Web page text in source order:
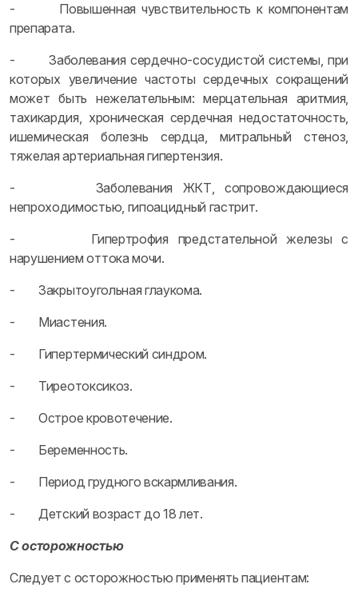
- Повышенная чувствительность к компонентам
препарата.
- Заболевания сердечно-сосудистой системы, при
которых увеличение частоты сердечных сокращений
может быть нежелательным: мерцательная аритмия,
тахикардия, хроническая сердечная недостаточность,
ишемическая болезнь сердца, митральный стеноз,
тяжелая артериальная гипертензия.
- Заболевания ЖКТ, сопровождающиеся
непроходимостью, гипоацидный гастрит.
- Гипертрофия предстательной железы с
нарушением оттока мочи.
- Закрытоугольная глаукома.
- Миастения.
- Гипертермический синдром.
- Тиреотоксикоз.
- Острое кровотечение.
- Беременность.
- Период грудного вскармливания.
- Детский возраст до 18 лет.
С осторожностью
Следует с осторожностью применять пациентам: